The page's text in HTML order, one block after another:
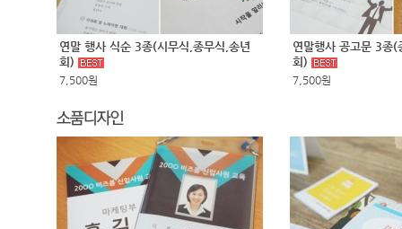
연말 행사 식순 3종(시무식,종무식,송년
회)
7,500원
연말행사 공고문 3종(
회)
7,500원